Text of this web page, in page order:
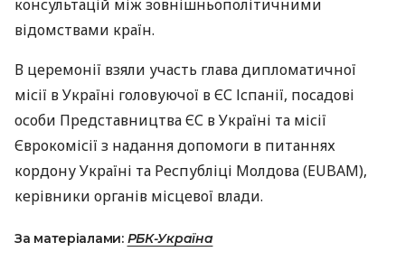
консультацій між зовнішньополітичними
відомствами країн.
В церемонії взяли участь глава дипломатичної
місії в Україні головуючої в ЄС Іспанії, посадові
особи Представництва ЄС в Україні та місії
Єврокомісії з надання допомоги в питаннях
кордону Україні та Республіці Молдова (EUBAM),
керівники органів місцевої влади.
За матеріалами: РБК-Україна